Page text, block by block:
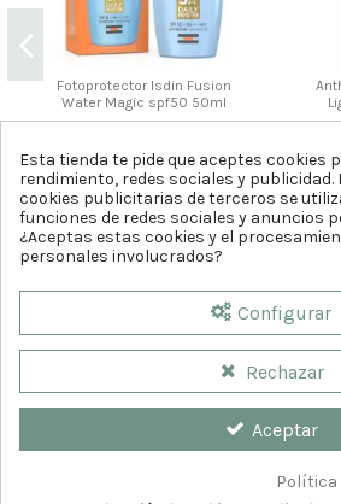
Fotoprotector Isdin Fusion
Water Magic spf50 50ml
Comprar
Esta tienda te pide que aceptes cookies
rendimiento, redes sociales y publicidad.
cookies publicitarias de terceros se
funciones de redes sociales y anuncios
¿Aceptas estas cookies y el
personales involucrados?
Configurar
Rechazar
Aceptar
Política